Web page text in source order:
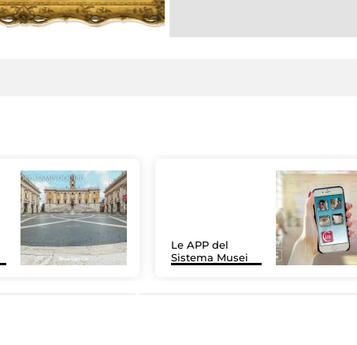
Le APP del
Sistema Musei